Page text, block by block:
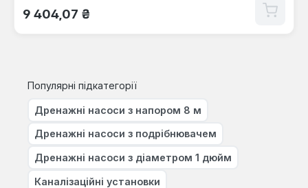
Звичайна ціна:
9 404,07 ₴
Популярні підкатегорії
Дренажні насоси з напором 8 м
Дренажні насоси з подрібнювачем
Дренажні насоси з діаметром 1 дюйм
Каналізаційні установки